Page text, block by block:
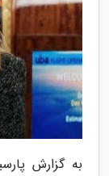
به گزارش